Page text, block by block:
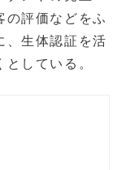
の評価などをふ
、生体認証を活
している。